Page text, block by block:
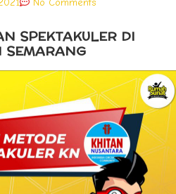
SPEKTAKULER DI
SEMARANG